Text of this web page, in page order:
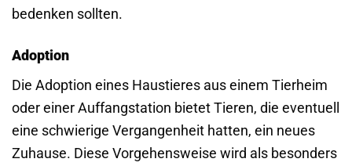
bedenken sollten.
Adoption
Die Adoption eines Haustieres aus einem Tierheim
oder einer Auffangstation bietet Tieren, die eventuell
eine schwierige Vergangenheit hatten, ein neues
Zuhause. Diese Vorgehensweise wird als besonders